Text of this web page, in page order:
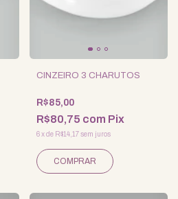
CINZEIRO 3 CHARUTOS
R$85,00
R$80,75 com Pix
6 xde R$14,17 sem juros